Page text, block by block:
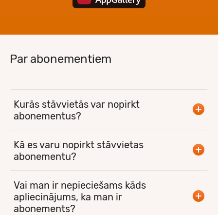
Par abonementiem
Kurās stāvvietās var nopirkt
abonementus?
Kā es varu nopirkt stāvvietas
abonementu?
Vai man ir nepieciešams kāds
apliecinājums, ka man ir
abonements?